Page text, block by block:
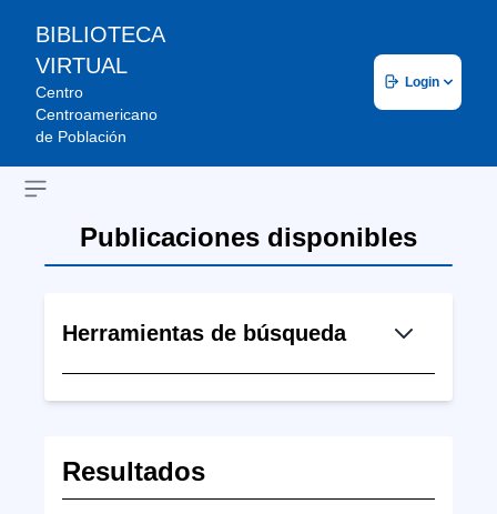
BIBLIOTECA
VIRTUAL
Centro
Centroamericano
de Población
Login
Open sidebar
Publicaciones disponibles
Herramientas de búsqueda
Resultados